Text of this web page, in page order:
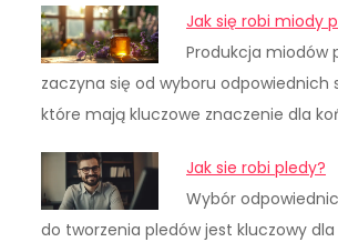
Jak się robi miody
Produkcja miodów
zaczyna się od wyboru odpowiednich
które mają kluczowe znaczenie dla
Jak sie robi pledy?
Wybór
do tworzenia pledów jest kluczowy dla